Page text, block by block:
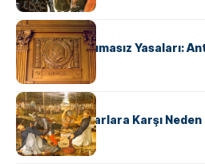
KÜLTÜR
Draco’nun Acımasız Yasaları:
Hukuk Kodu
KÜLTÜR
Avrupalı ​​Katharlara Karşı Neden